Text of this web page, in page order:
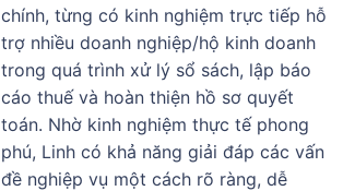
chính, từng có kinh nghiệm trực tiếp hỗ
trợ nhiều doanh nghiệp/hộ kinh doanh
trong quá trình xử lý sổ sách, lập báo
cáo thuế và hoàn thiện hồ sơ quyết
toán. Nhờ kinh nghiệm thực tế phong
phú, Linh có khả năng giải đáp các vấn
đề nghiệp vụ một cách rõ ràng, dễ